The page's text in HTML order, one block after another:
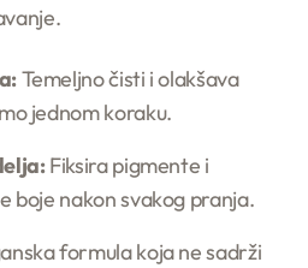
Temeljno čisti i olakšava
jednom koraku.
Fiksira pigmente i
boje nakon svakog pranja.
formula koja ne sadrži